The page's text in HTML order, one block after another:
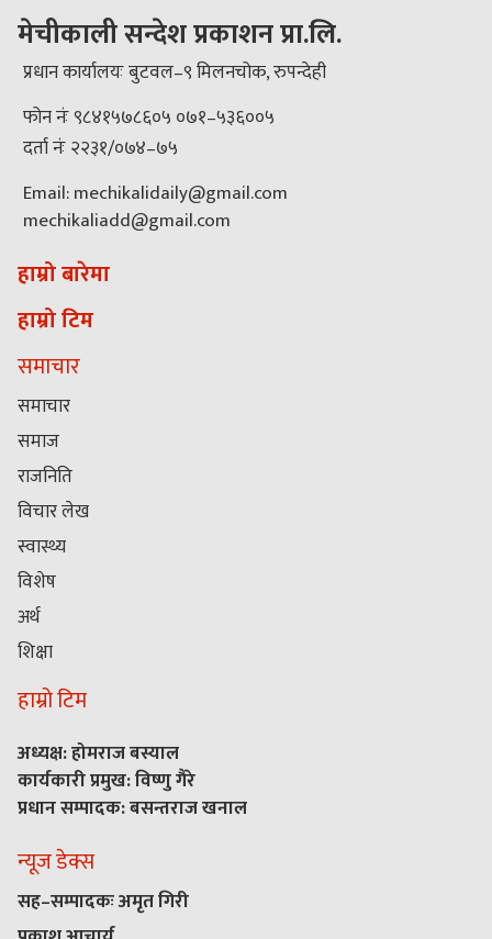
मेचीकाली सन्देश प्रकाशन प्रा.लि.
प्रधान कार्यालयः बुटवल–९ मिलनचोक, रुपन्देही
फोन नंः ९८४१५७८६०५ ०७१–५३६००५
दर्ता नंः २२३१/०७४–७५
Email: mechikalidaily@gmail.com
mechikaliadd@gmail.com
हाम्रो बारेमा
हाम्रो टिम
समाचार
समाचार
समाज
राजनिति
विचार लेख
स्वास्थ्य
विशेष
अर्थ
शिक्षा
हाम्रो टिम
अध्यक्ष: होमराज बस्याल
कार्यकारी प्रमुख: विष्णु गैरे
प्रधान सम्पादक: बसन्तराज खनाल
न्यूज डेक्स
सह–सम्पादकः अमृत गिरी